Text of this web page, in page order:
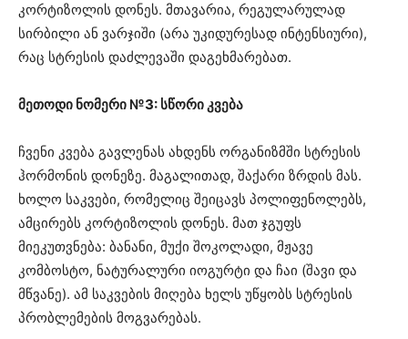
კორტიზოლის დონეს. მთავარია, რეგულარულად
სირბილი ან ვარჯიში (არა უკიდურესად ინტენსიური),
რაც სტრესის დაძლევაში დაგეხმარებათ.
მეთოდი ნომერი №3: სწორი კვება
ჩვენი კვება გავლენას ახდენს ორგანიზმში სტრესის
ჰორმონის დონეზე. მაგალითად, შაქარი ზრდის მას.
ხოლო საკვები, რომელიც შეიცავს პოლიფენოლებს,
ამცირებს კორტიზოლის დონეს. მათ ჯგუფს
მიეკუთვნება: ბანანი, მუქი შოკოლადი, მჟავე
კომბოსტო, ნატურალური იოგურტი და ჩაი (შავი და
მწვანე). ამ საკვების მიღება ხელს უწყობს სტრესის
პრობლემების მოგვარებას.